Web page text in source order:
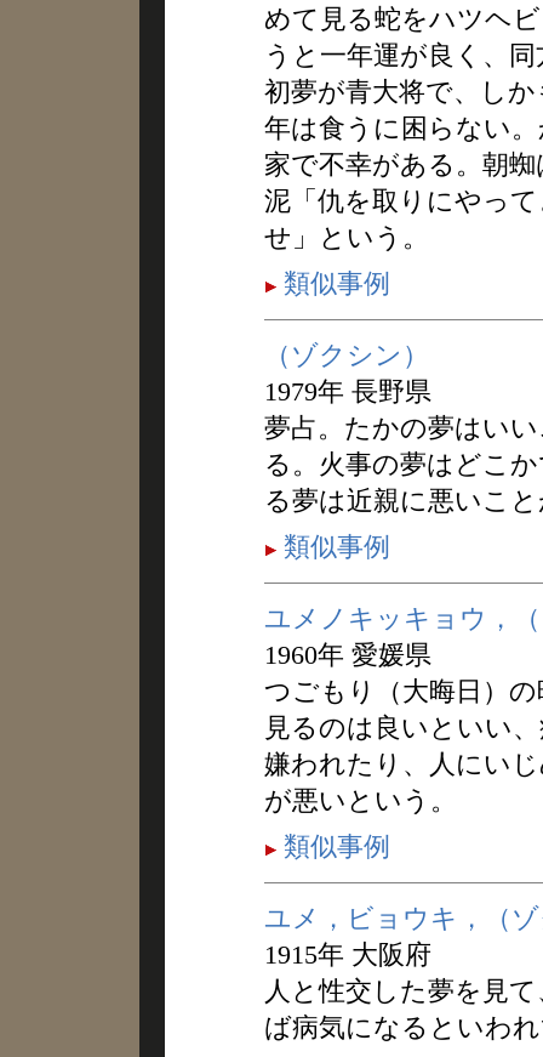
めて見る蛇をハツヘ
うと一年運が良く、
初夢が青大将で、し
年は食うに困らない
家で不幸がある。朝
泥「仇を取りにやっ
せ」という。
類似事例
（ゾクシン）
1979年 長野県
夢占。たかの夢はい
る。火事の夢はどこ
る夢は近親に悪いこ
類似事例
ユメノキッキョウ，
1960年 愛媛県
つごもり（大晦日）
見るのは良いといい
嫌われたり、人にい
が悪いという。
類似事例
ユメ，ビョウキ，（
1915年 大阪府
人と性交した夢を見
ば病気になるといわ